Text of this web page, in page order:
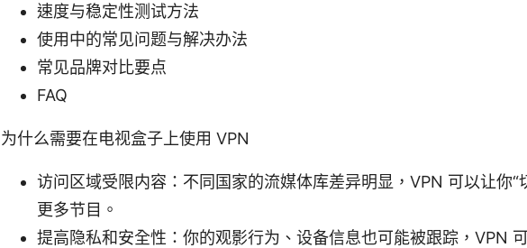
速度与稳定性测试方法
使用中的常见问题与解决办法
常见品牌对比要点
FAQ
为什么需要在电视盒子上使用 VPN
访问区域受限内容：不同国家的流媒体库差异明显，VPN 可以让你“
更多节目。
提高隐私和安全性：你的观影行为、设备信息也可能被跟踪，VPN